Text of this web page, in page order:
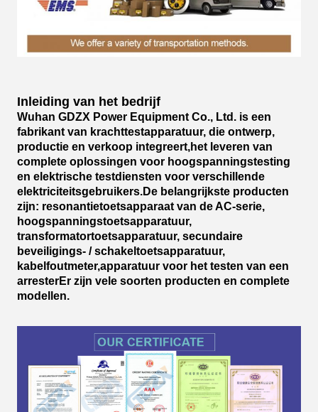
Inleiding van het bedrijf
Wuhan GDZX Power Equipment Co., Ltd. is een
fabrikant van krachttestapparatuur, die ontwerp,
productie en verkoop integreert,het leveren van
complete oplossingen voor hoogspanningstesting
en elektrische testdiensten voor verschillende
elektriciteitsgebruikers.De belangrijkste producten
zijn: resonantietoetsapparaat van de AC-serie,
hoogspanningstoetsapparatuur,
transformatortoetsapparatuur, secundaire
beveiligings- / schakeltoetsapparatuur,
kabelfoutmeter,apparatuur voor het testen van een
arresterEr zijn vele soorten producten en complete
modellen.